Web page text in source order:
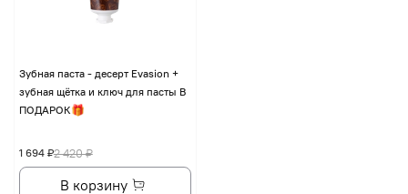
Зубная паста - десерт Evasion +
зубная щётка и ключ для пасты В
ПОДАРОК🎁
2 420 ₽
1 694 ₽
В корзину